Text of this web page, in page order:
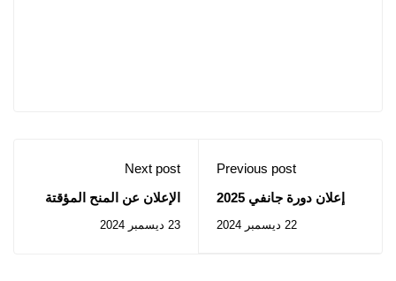
Previous post
إعلان دورة جانفي 2025
22 ديسمبر 2024
Next post
الإعلان عن المنح المؤقتة
23 ديسمبر 2024